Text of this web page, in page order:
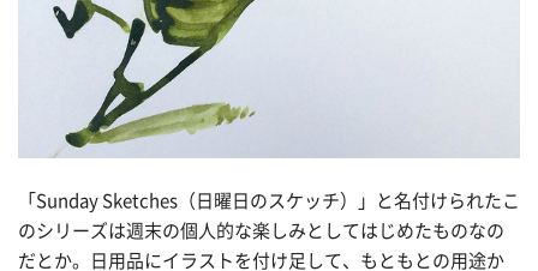
「Sunday Sketches（日曜日のスケッチ）」と名付けられたこ
のシリーズは週末の個人的な楽しみとしてはじめたものなの
だとか。日用品にイラストを付け足して、もともとの用途か